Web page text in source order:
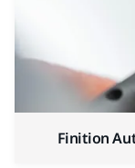
Finition